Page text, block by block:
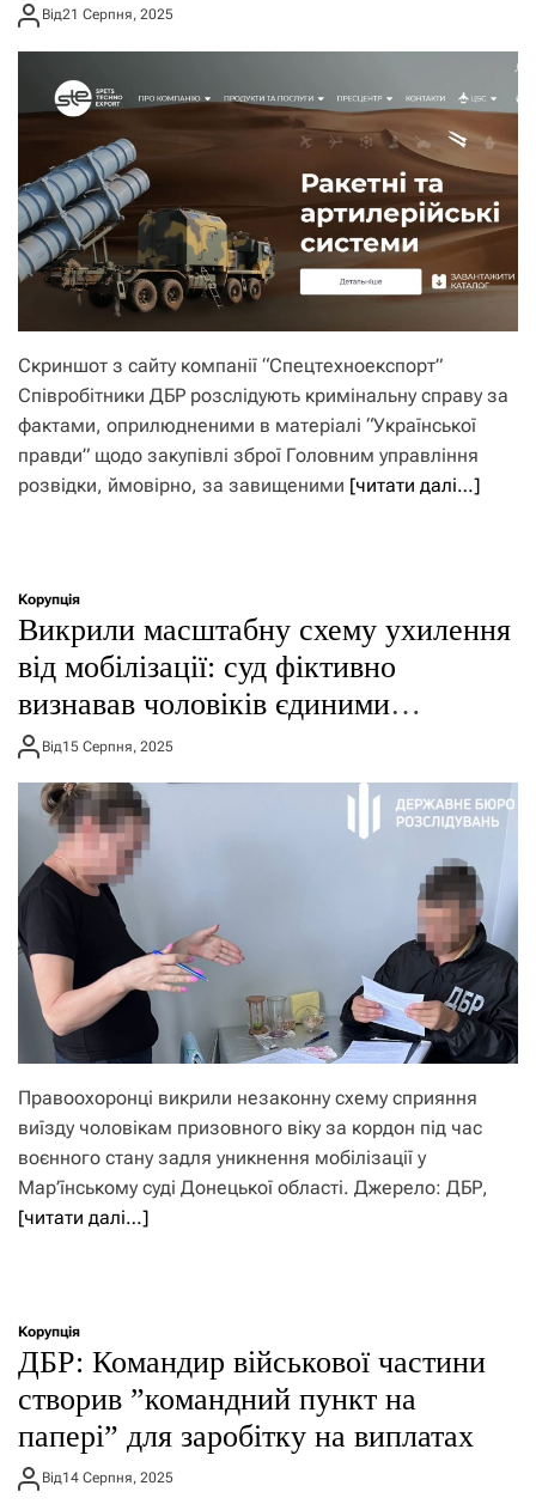
Від21 Серпня, 2025
Скриншот з сайту компанії “Спецтехноекспорт”
Співробітники ДБР розслідують кримінальну справу за
фактами, оприлюдненими в матеріалі “Української
правди” щодо закупівлі зброї Головним управління
розвідки, ймовірно, за завищеними [читати далі…]
Корупція
Викрили масштабну схему ухилення
від мобілізації: суд фіктивно
визнавав чоловіків єдиними
опікунами
Від15 Серпня, 2025
Правоохоронці викрили незаконну схему сприяння
виїзду чоловікам призовного віку за кордон під час
воєнного стану задля уникнення мобілізації у
Мар’їнському суді Донецької області. Джерело: ДБР,
[читати далі…]
Корупція
ДБР: Командир військової частини
створив ”командний пункт на
папері” для заробітку на виплатах
Від14 Серпня, 2025